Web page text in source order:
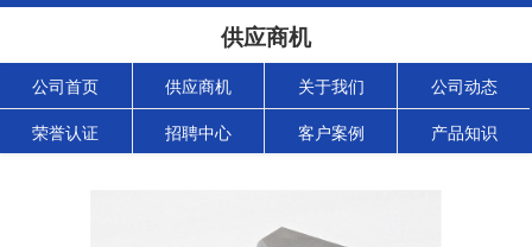
供应商机
公司首页 供应商机 关于我们 公司动态
荣誉认证 招聘中心 客户案例 产品知识